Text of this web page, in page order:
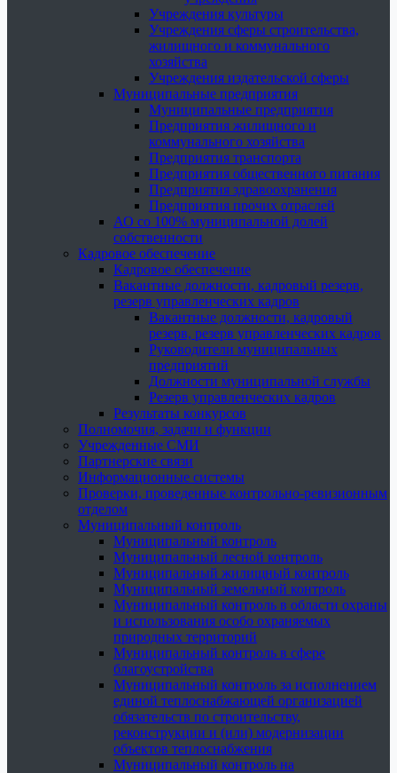
Учреждения культуры
Учреждения сферы строительства,
жилищного и коммунального
хозяйства
Учреждения издательской сферы
Муниципальные предприятия
Муниципальные предприятия
Предприятия жилищного и
коммунального хозяйства
Предприятия транспорта
Предприятия общественного питания
Предприятия здравоохранения
Предприятия прочих отраслей
АО со 100% муниципальной долей
собственности
Кадровое обеспечение
Кадровое обеспечение
Вакантные должности, кадровый резерв,
резерв управленческих кадров
Вакантные должности, кадровый
резерв, резерв управленческих кадров
Руководители муниципальных
предприятий
Должности муниципальной службы
Резерв управленческих кадров
Результаты конкурсов
Полномочия, задачи и функции
Учрежденные СМИ
Партнерские связи
Информационные системы
Проверки, проведенные контрольно-ревизионным
отделом
Муниципальный контроль
Муниципальный контроль
Муниципальный лесной контроль
Муниципальный жилищный контроль
Муниципальный земельный контроль
Муниципальный контроль в области охраны
и использования особо охраняемых
природных территорий
Муниципальный контроль в сфере
благоустройства
Муниципальный контроль за исполнением
единой теплоснабжающей организацией
обязательств по строительству,
реконструкции и (или) модернизации
объектов теплоснабжения
Муниципальный контроль на